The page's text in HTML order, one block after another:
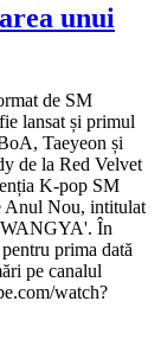
unui
de SM
lansat și primul
Taeyeon și
de la Red Velvet
K-pop SM
Anul Nou, intitulat
În
prima dată
pe canalul
watch?